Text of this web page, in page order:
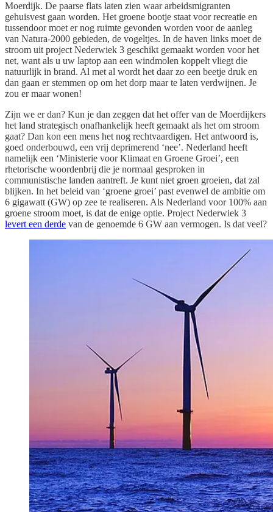
Moerdijk. De paarse flats laten zien waar arbeidsmigranten
gehuisvest gaan worden. Het groene bootje staat voor recreatie en
tussendoor moet er nog ruimte gevonden worden voor de aanleg
van Natura-2000 gebieden, de vogeltjes. In de haven links moet de
stroom uit project Nederwiek 3 geschikt gemaakt worden voor het
net, want als u uw laptop aan een windmolen koppelt vliegt die
natuurlijk in brand. Al met al wordt het daar zo een beetje druk en
dan gaan er stemmen op om het dorp maar te laten verdwijnen. Je
zou er maar wonen!
Zijn we er dan? Kun je dan zeggen dat het offer van de Moerdijkers
het land strategisch onafhankelijk heeft gemaakt als het om stroom
gaat? Dan kon een mens het nog rechtvaardigen. Het antwoord is,
goed onderbouwd, een vrij deprimerend ‘nee’. Nederland heeft
namelijk een ‘Ministerie voor Klimaat en Groene Groei’, een
rhetorische woordenbrij die je normaal gesproken in
communistische landen aantreft. Je kunt niet groen groeien, dat zal
blijken. In het beleid van ‘groene groei’ past evenwel de ambitie om
6 gigawatt (GW) op zee te realiseren. Als Nederland voor 100% aan
groene stroom moet, is dat de enige optie. Project Nederwiek 3
levert een derde van de genoemde 6 GW aan vermogen. Is dat veel?